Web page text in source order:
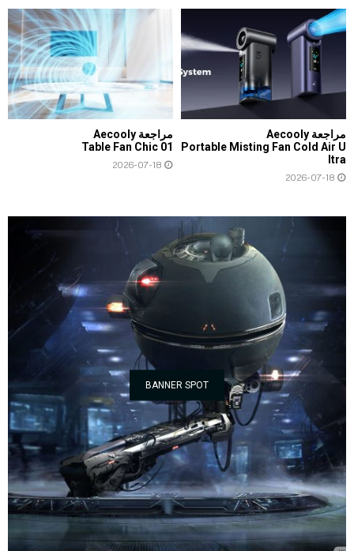
مراجعة Aecooly
Portable Misting Fan Cold Air U
ltra
2026-07-18
مراجعة Aecooly
Table Fan Chic 01
2026-07-18
BANNER SPOT